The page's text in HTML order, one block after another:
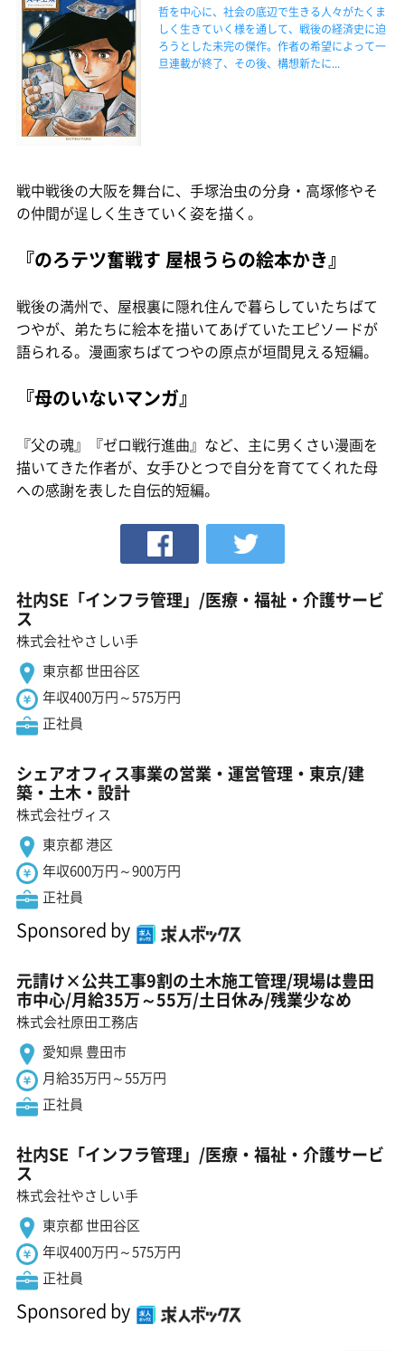
哲を中心に、社会の底辺で生きる人々がたくま
しく生きていく様を通して、戦後の経済史に迫
ろうとした未完の傑作。作者の希望によって一
旦連載が終了、その後、構想新たに...
戦中戦後の大阪を舞台に、手塚治虫の分身・高塚修やそ
の仲間が逞しく生きていく姿を描く。
『のろテツ奮戦す 屋根うらの絵本かき』
戦後の満州で、屋根裏に隠れ住んで暮らしていたちばて
つやが、弟たちに絵本を描いてあげていたエピソードが
語られる。漫画家ちばてつやの原点が垣間見える短編。
『母のいないマンガ』
『父の魂』『ゼロ戦行進曲』など、主に男くさい漫画を
描いてきた作者が、女手ひとつで自分を育ててくれた母
への感謝を表した自伝的短編。
社内SE「インフラ管理」/医療・福祉・介護サービ
ス
株式会社やさしい手
東京都 世田谷区
年収400万円～575万円
正社員
シェアオフィス事業の営業・運営管理・東京/建
築・土木・設計
株式会社ヴィス
東京都 港区
年収600万円～900万円
正社員
Sponsored by
元請け×公共工事9割の土木施工管理/現場は豊田
市中心/月給35万～55万/土日休み/残業少なめ
株式会社原田工務店
愛知県 豊田市
月給35万円～55万円
正社員
社内SE「インフラ管理」/医療・福祉・介護サービ
ス
株式会社やさしい手
東京都 世田谷区
年収400万円～575万円
正社員
Sponsored by